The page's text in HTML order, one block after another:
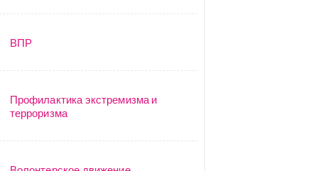
ВПР
Профилактика экстремизма и
терроризма